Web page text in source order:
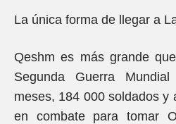
La única forma de llegar a
Qeshm es más grande
Segunda Guerra
meses, 184 000 soldados y
en combate para tomar